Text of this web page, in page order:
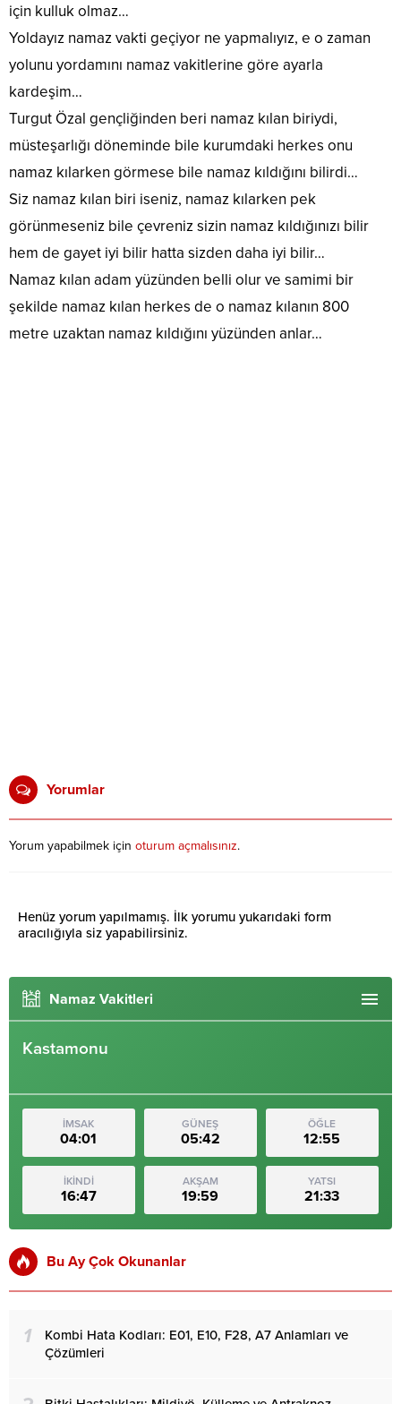
için kulluk olmaz…
Yoldayız namaz vakti geçiyor ne yapmalıyız, e o zaman
yolunu yordamını namaz vakitlerine göre ayarla
kardeşim…
Turgut Özal gençliğinden beri namaz kılan biriydi,
müsteşarlığı döneminde bile kurumdaki herkes onu
namaz kılarken görmese bile namaz kıldığını bilirdi…
Siz namaz kılan biri iseniz, namaz kılarken pek
görünmeseniz bile çevreniz sizin namaz kıldığınızı bilir
hem de gayet iyi bilir hatta sizden daha iyi bilir…
Namaz kılan adam yüzünden belli olur ve samimi bir
şekilde namaz kılan herkes de o namaz kılanın 800
metre uzaktan namaz kıldığını yüzünden anlar…
Yorumlar
Yorum yapabilmek için oturum açmalısınız.
Henüz yorum yapılmamış. İlk yorumu yukarıdaki form
aracılığıyla siz yapabilirsiniz.
Namaz Vakitleri
Kastamonu
İMSAK
04:01
GÜNEŞ
05:42
ÖĞLE
12:55
İKİNDİ
16:47
AKŞAM
19:59
YATSI
21:33
Bu Ay Çok Okunanlar
1
Kombi Hata Kodları: E01, E10, F28, A7 Anlamları ve
Çözümleri